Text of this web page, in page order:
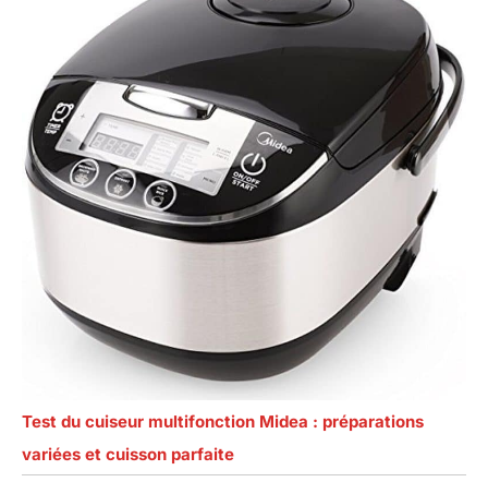
Test du cuiseur multifonction Midea : préparations
variées et cuisson parfaite